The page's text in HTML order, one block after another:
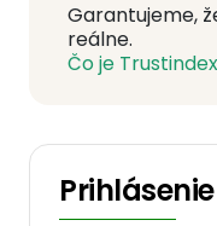
Garantujeme,
reálne.
Čo je